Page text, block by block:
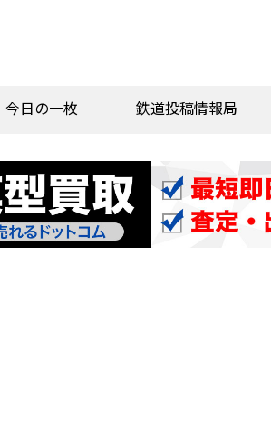
今日の一枚 鉄道投稿情報局